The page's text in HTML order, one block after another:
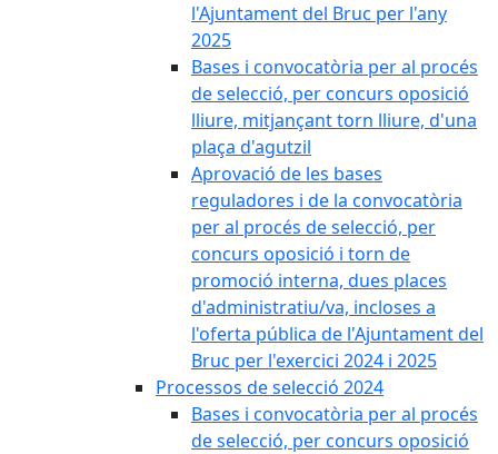
l'Ajuntament del Bruc per l'any
2025
Bases i convocatòria per al procés
de selecció, per concurs oposició
lliure, mitjançant torn lliure, d'una
plaça d'agutzil
Aprovació de les bases
reguladores i de la convocatòria
per al procés de selecció, per
concurs oposició i torn de
promoció interna, dues places
d'administratiu/va, incloses a
l'oferta pública de l'Ajuntament del
Bruc per l'exercici 2024 i 2025
Processos de selecció 2024
Bases i convocatòria per al procés
de selecció, per concurs oposició